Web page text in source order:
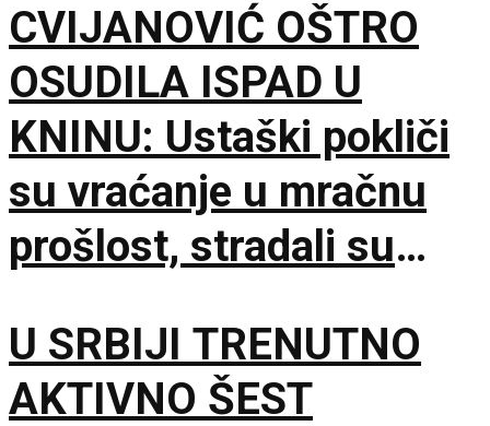
CVIJANOVIĆ OŠTRO
OSUDILA ISPAD U
KNINU: Ustaški pokliči
su vraćanje u mračnu
prošlost, stradali su
Srbi
U SRBIJI TRENUTNO
AKTIVNO ŠEST